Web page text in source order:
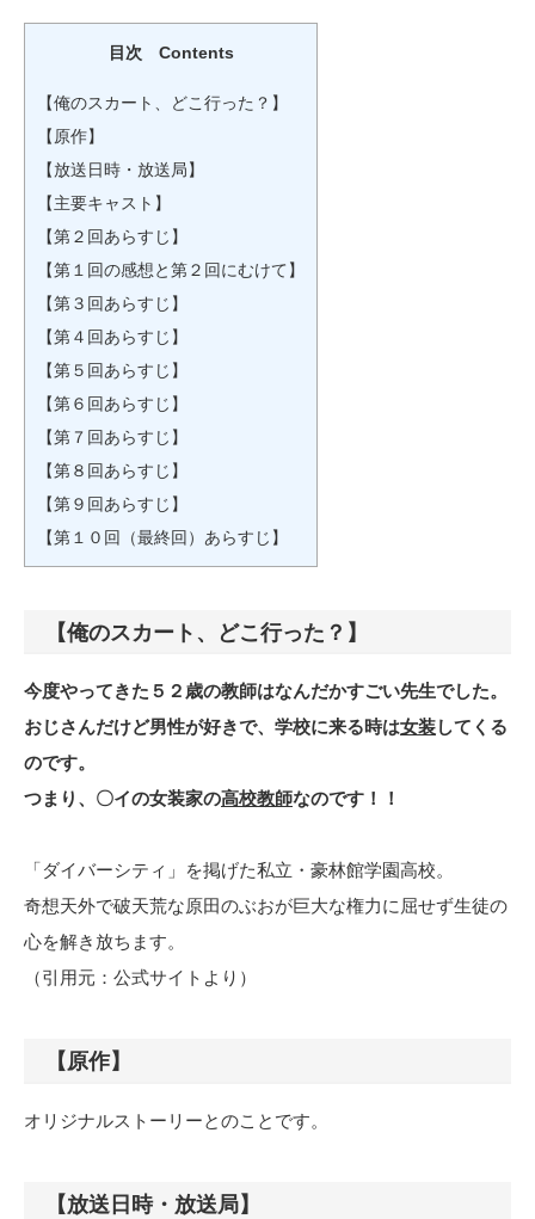
目次 Contents
【俺のスカート、どこ行った？】
【原作】
【放送日時・放送局】
【主要キャスト】
【第２回あらすじ】
【第１回の感想と第２回にむけて】
【第３回あらすじ】
【第４回あらすじ】
【第５回あらすじ】
【第６回あらすじ】
【第７回あらすじ】
【第８回あらすじ】
【第９回あらすじ】
【第１０回（最終回）あらすじ】
【俺のスカート、どこ行った？】
今度やってきた５２歳の教師はなんだかすごい先生でした。
おじさんだけど男性が好きで、学校に来る時は女装してくる
のです。
つまり、〇イの女装家の高校教師なのです！！
「ダイバーシティ」を掲げた私立・豪林館学園高校。
奇想天外で破天荒な原田のぶおが巨大な権力に屈せず生徒の
心を解き放ちます。
（引用元：公式サイトより）
【原作】
オリジナルストーリーとのことです。
【放送日時・放送局】